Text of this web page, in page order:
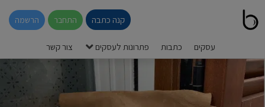
קנה כתבה התחבר הרשמה
עסקים כתבות פתרונות לעסקים צור קשר